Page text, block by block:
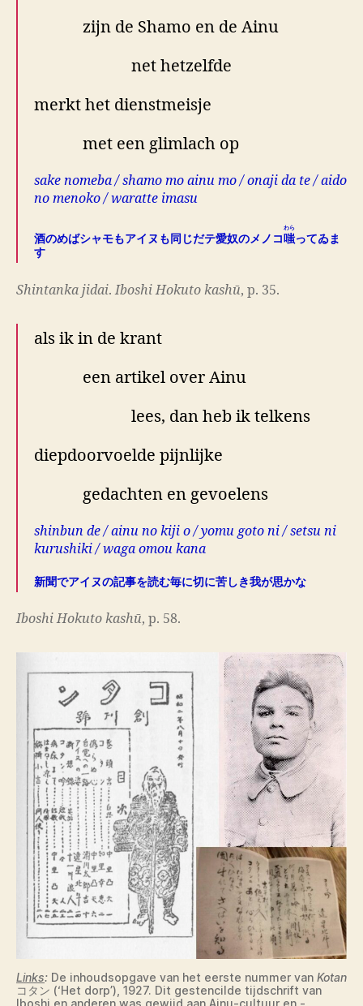
zijn de Shamo en de Ainu
net hetzelfde
merkt het dienstmeisje
met een glimlach op
sake nomeba / shamo mo ainu mo / onaji da te / aido
no menoko / waratte imasu
酒のめばシャモもアイヌも同じだテ愛奴のメノコ嗤
わら
ってゐま
す
Shintanka jidai.Iboshi Hokuto kashū, p. 35.
als ik in de krant
een artikel over Ainu
lees, dan heb ik telkens
diepdoorvoelde pijnlijke
gedachten en gevoelens
shinbun de / ainu no kiji o / yomu goto ni / setsu ni
kurushiki / waga omou kana
新聞でアイヌの記事を読む毎に切に苦しき我が思かな
Iboshi Hokuto kashū, p. 58.
Links: De inhoudsopgave van het eerste nummer van Kotan
コタン (‘Het dorp’), 1927. Dit gestencilde tijdschrift van